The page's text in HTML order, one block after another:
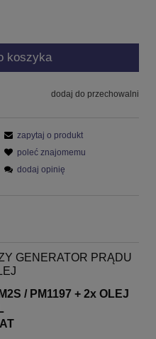
koszyka
dodaj do przechowalni
zapytaj o produkt
poleć znajomemu
dodaj opinię
GENERATOR PRĄDU
/ PM1197 + 2x OLEJ